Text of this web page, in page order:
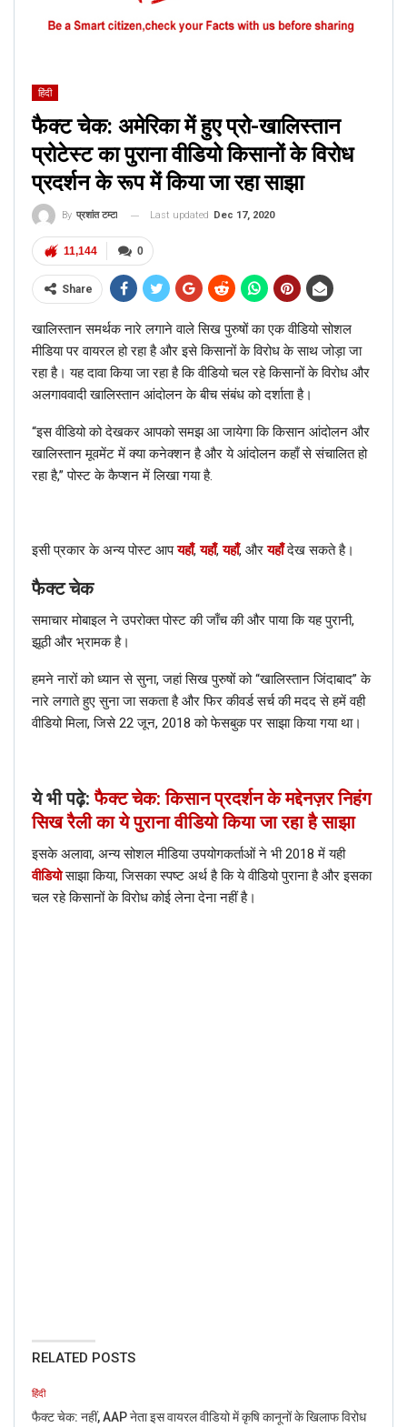
हिंदी
फैक्ट चेक: अमेरिका में हुए प्रो-खालिस्तान
प्रोटेस्ट का पुराना वीडियो किसानों के विरोध
प्रदर्शन के रूप में किया जा रहा साझा
By प्रशांत टम्टा Last updated Dec 17, 2020
0
11,144
Share
खालिस्तान समर्थक नारे लगाने वाले सिख पुरुषों का एक वीडियो सोशल
मीडिया पर वायरल हो रहा है और इसे किसानों के विरोध के साथ जोड़ा जा
रहा है। यह दावा किया जा रहा है कि वीडियो चल रहे किसानों के विरोध और
अलगाववादी खालिस्तान आंदोलन के बीच संबंध को दर्शाता है।
“इस वीडियो को देखकर आपको समझ आ जायेगा कि किसान आंदोलन और
खालिस्तान मूवमेंट में क्या कनेक्शन है और ये आंदोलन कहाँ से संचालित हो
रहा है,” पोस्ट के कैप्शन में लिखा गया है.
इसी प्रकार के अन्य पोस्ट आपयहाँ,यहाँ,यहाँ, औरयहाँदेख सकते है।
फैक्ट चेक
समाचार मोबाइल ने उपरोक्त पोस्ट की जाँच की और पाया कि यह पुरानी,
झूठी और भ्रामक है।
हमने नारों को ध्यान से सुना, जहां सिख पुरुषों को “खालिस्तान जिंदाबाद” के
नारे लगाते हुए सुना जा सकता है और फिर कीवर्ड सर्च की मदद से हमें वही
वीडियो मिला, जिसे 22 जून, 2018 को फेसबुक पर साझा किया गया था।
ये भी पढ़े:फैक्ट चेक: किसान प्रदर्शन के मद्देनज़र निहंग
सिख रैली का ये पुराना वीडियो किया जा रहा है साझा
इसके अलावा, अन्य सोशल मीडिया उपयोगकर्ताओं ने भी 2018 में यही
वीडियो साझा किया, जिसका स्पष्ट अर्थ है कि ये वीडियो पुराना है और इसका
चल रहे किसानों के विरोध कोई लेना देना नहीं है।
RELATED POSTS
हिंदी
फैक्ट चेक: नहीं, AAP नेता इस वायरल वीडियो में कृषि कानूनों के खिलाफ विरोध